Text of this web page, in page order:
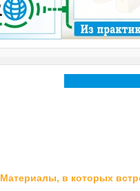
Материалы, в которых